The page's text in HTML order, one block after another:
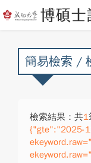
簡易檢索 /
檢索結果：共1
{"gte":"2025-